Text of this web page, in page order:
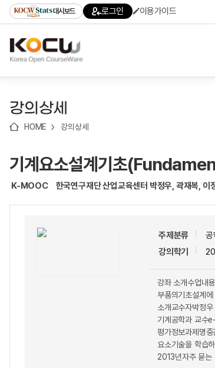
기
기
기
content)
가
대시보드 로그인 이용가이드
강의상세
HOME 강의상세
기계요소설계기초
K-MOOC 한국연구재단 산업교육센터 박정우, 곽재복, 이
주제분류
공
강의학기
강좌 소개수업내
부품의기초설계
소개교수자박정
기계공학과 교수
평가정보과제명
요소기술을 학습
2013년자주 묻는